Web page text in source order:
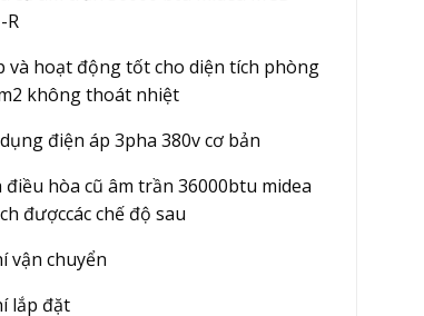
R
và hoạt động tốt cho diện tích phòng
không thoát nhiệt
điện áp 3pha 380v cơ bản
điều hòa cũ âm trần 36000btu midea
đượccác chế độ sau
vận chuyển
lắp đặt